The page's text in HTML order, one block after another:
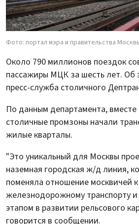
Фото: портал мэра и правительства
Около 790 миллионов поездок
пассажиры МЦК за шесть лет. Об
пресс-служба столичного
По данным департамента,
столичные промзоны начали
жилые кварталы.
"Это уникальный для Москвы
наземная городская ж/д линия,
поменяла отношение москвичей к
железнодорожному транспорту
этапом в развитии рельсового
говорится в сообщении.